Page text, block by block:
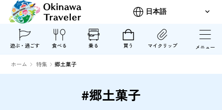
遊ぶ・過ごす 食べる 乗る 買う マイクリップ メニュー
ホーム 特集 郷土菓子
#郷土菓子